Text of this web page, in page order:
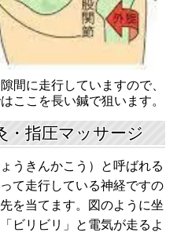
間に走行していますので、
ここを長い鍼で狙います。
・指圧マッサージ
うきんかこう）と呼ばれる
て走行している神経ですの
を当てます。図のように坐
ビリビリ」と電気が走るよ